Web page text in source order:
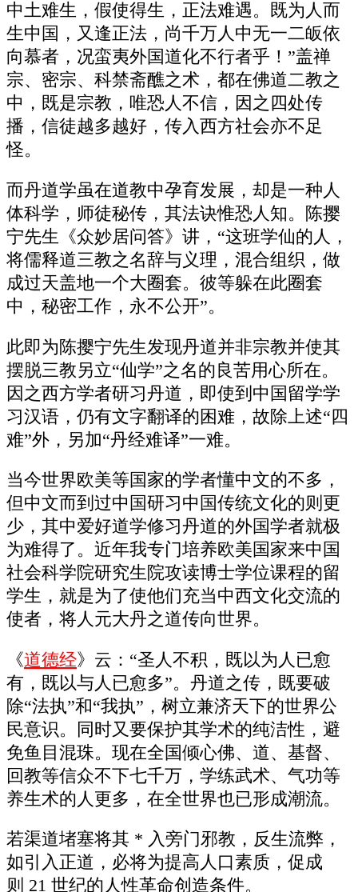
中土难生，假使得生，正法难遇。既为人而
生中国，又逢正法，尚千万人中无一二皈依
向慕者，况蛮夷外国道化不行者乎！”盖禅
宗、密宗、科禁斋醮之术，都在佛道二教之
中，既是宗教，唯恐人不信，因之四处传
播，信徒越多越好，传入西方社会亦不足
怪。
而丹道学虽在道教中孕育发展，却是一种人
体科学，师徒秘传，其法诀惟恐人知。陈撄
宁先生《众妙居问答》讲，“这班学仙的人，
将儒释道三教之名辞与义理，混合组织，做
成过天盖地一个大圈套。彼等躲在此圈套
中，秘密工作，永不公开”。
此即为陈撄宁先生发现丹道并非宗教并使其
摆脱三教另立“仙学”之名的良苦用心所在。
因之西方学者研习丹道，即使到中国留学学
习汉语，仍有文字翻译的困难，故除上述“四
难”外，另加“丹经难译”一难。
当今世界欧美等国家的学者懂中文的不多，
但中文而到过中国研习中国传统文化的则更
少，其中爱好道学修习丹道的外国学者就极
为难得了。近年我专门培养欧美国家来中国
社会科学院研究生院攻读博士学位课程的留
学生，就是为了使他们充当中西文化交流的
使者，将人元大丹之道传向世界。
《道德经》云：“圣人不积，既以为人已愈
有，既以与人已愈多”。丹道之传，既要破
除“法执”和“我执”，树立兼济天下的世界公
民意识。同时又要保护其学术的纯洁性，避
免鱼目混珠。现在全国倾心佛、道、基督、
回教等信众不下七千万，学练武术、气功等
养生术的人更多，在全世界也已形成潮流。
若渠道堵塞将其 * 入旁门邪教，反生流弊，
如引入正道，必将为提高人口素质，促成
则 21 世纪的人性革命创造条件。